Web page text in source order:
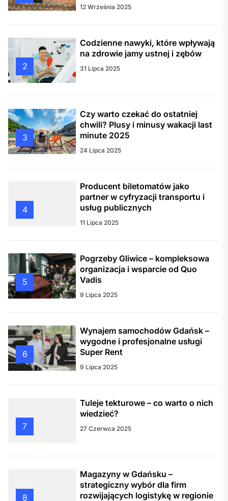
12 Września 2025
2
Codzienne nawyki, które wpływają
na zdrowie jamy ustnej i zębów
31 Lipca 2025
3
Czy warto czekać do ostatniej
chwili? Plusy i minusy wakacji last
minute 2025
24 Lipca 2025
4
Producent biletomatów jako
partner w cyfryzacji transportu i
usług publicznych
11 Lipca 2025
5
Pogrzeby Gliwice – kompleksowa
organizacja i wsparcie od Quo
Vadis
9 Lipca 2025
6
Wynajem samochodów Gdańsk –
wygodne i profesjonalne usługi
Super Rent
9 Lipca 2025
7
Tuleje tekturowe – co warto o nich
wiedzieć?
27 Czerwca 2025
8
Magazyny w Gdańsku –
strategiczny wybór dla firm
rozwijających logistykę w regionie